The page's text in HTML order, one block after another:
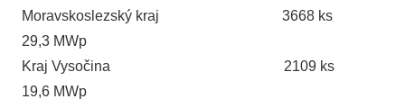
Moravskoslezský kraj 3668 ks
29,3 MWp
Kraj Vysočina 2109 ks
19,6 MWp